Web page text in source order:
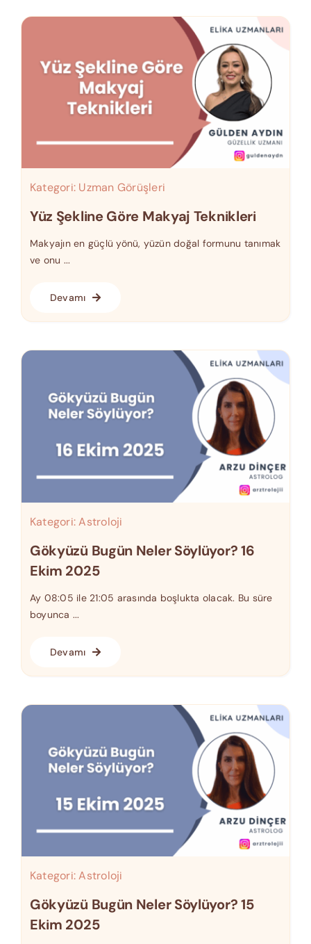
Kategori: Uzman Görüşleri
Yüz Şekline Göre Makyaj Teknikleri
Makyajın en güçlü yönü, yüzün doğal formunu tanımak
ve onu ...
Devamı
Kategori:Astroloji
Gökyüzü Bugün Neler Söylüyor? 16
Ekim 2025
Ay 08:05 ile 21:05 arasında boşlukta olacak. Bu süre
boyunca ...
Devamı
Kategori:Astroloji
Gökyüzü Bugün Neler Söylüyor? 15
Ekim 2025